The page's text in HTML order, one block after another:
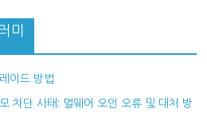
미
이드 방법
차단 사태: 멀웨어 오인 오류 및 대처 방